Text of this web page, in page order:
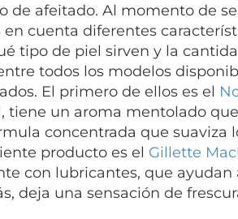
de afeitado. Al momento de
en cuenta diferentes
tipo de piel sirven y la
todos los modelos
El primero de ellos es el
tiene un aroma mentolado
concentrada que suaviza
producto es el Gillette
con lubricantes, que
deja una sensación de